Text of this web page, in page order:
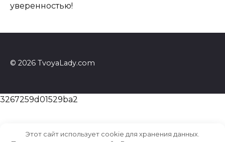
уверенностью!
© 2026 TvoyaLady.com
3267259d01529ba2
Этот сайт использует cookie для хранения данных.